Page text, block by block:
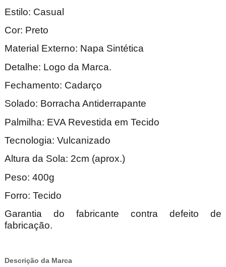
Estilo: Casual
Cor: Preto
Material Externo: Napa Sintética
Detalhe: Logo da Marca.
Fechamento: Cadarço
Solado: Borracha Antiderrapante
Palmilha: EVA Revestida em Tecido
Tecnologia: Vulcanizado
Altura da Sola: 2cm (aprox.)
Peso: 400g
Forro: Tecido
Garantia do fabricante contra defeito de
fabricação.
Descrição da Marca